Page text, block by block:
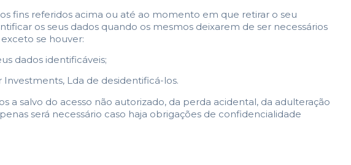
fins referidos acima ou até ao momento em que retirar o seu
os seus dados quando os mesmos deixarem de ser necessários
se houver:
dados identificáveis;
Lda de desidentificá-los.
a salvo do acesso não autorizado, da perda acidental, da adulteração
será necessário caso haja obrigações de confidencialidade